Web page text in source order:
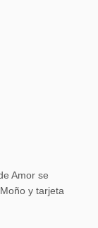
Amor se
y tarjeta